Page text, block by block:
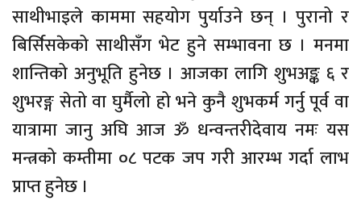
साथीभाइले काममा सहयोग पुर्याउने छन् । पुरानो र
बिर्सिसकेको साथीसँग भेट हुने सम्भावना छ । मनमा
शान्तिको अनुभूति हुनेछ । आजका लागि शुभअङ्क ६ र
शुभरङ्ग सेतो वा घुर्मैलो हो भने कुनै शुभकर्म गर्नु पूर्व वा
यात्रामा जानु अघि आज ॐ धन्वन्तरीदेवाय नमः यस
मन्त्रको कम्तीमा ०८ पटक जप गरी आरम्भ गर्दा लाभ
प्राप्त हुनेछ ।